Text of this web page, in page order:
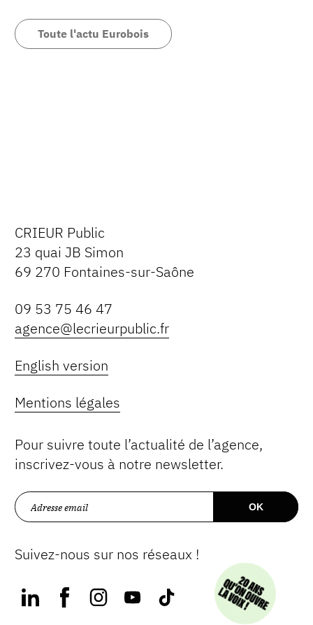
Toute l'actu Eurobois
CRIEUR Public
23 quai JB Simon
69 270 Fontaines-sur-Saône
09 53 75 46 47
agence@lecrieurpublic.fr
English version
Mentions légales
Pour suivre toute l’actualité de l’agence,
inscrivez-vous à notre newsletter.
Suivez-nous sur nos réseaux !